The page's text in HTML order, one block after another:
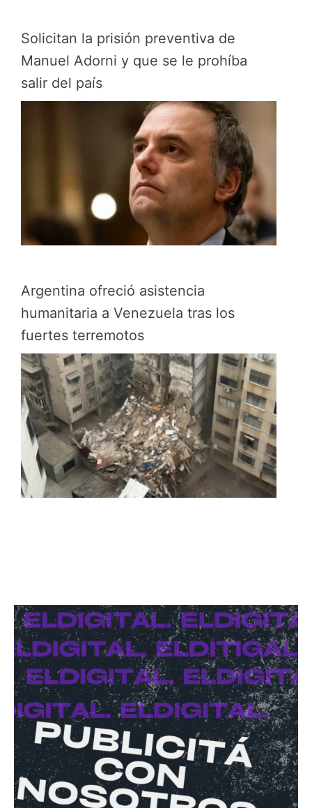
Solicitan la prisión preventiva de
Manuel Adorni y que se le prohíba
salir del país
Argentina ofreció asistencia
humanitaria a Venezuela tras los
fuertes terremotos